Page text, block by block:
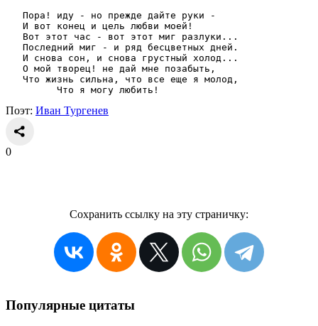
   Пора! иду - но прежде дайте руки -
   И вот конец и цель любви моей!
   Вот этот час - вот этот миг разлуки...
   Последний миг - и ряд бесцветных дней.
   И снова сон, и снова грустный холод...
   О мой творец! не дай мне позабыть,
   Что жизнь сильна, что все еще я молод,
         Что я могу любить!
Поэт: Иван Тургенев
0
Сохранить ссылку на эту страничку:
Популярные цитаты